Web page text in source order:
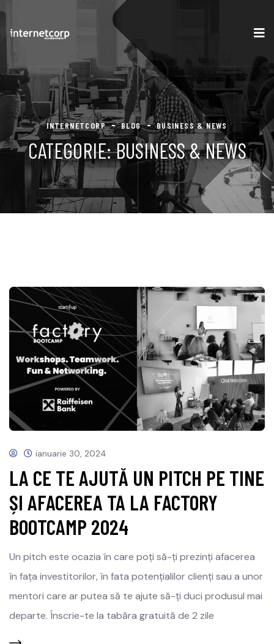
INTERNETCORP BLOG BUSINESS & NEWS
CATEGORIE:BUSINESS & NEWS
ianuarie 30, 2024
LA CE TE AJUTĂ UN PITCH PE TINE
ȘI AFACEREA TA LA FACTORY
BOOTCAMP 2024
Un pitch este ocazia în care poți să-ți prezinți afacerea
în fața investitorilor, în fata potențialilor clienți sau a unor
mentori care ar putea să te ajute să-ți duci produsul mai
departe. Înscrie-te la tabăra gratuită de 2 zile